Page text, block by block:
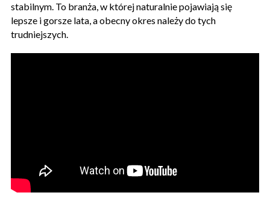
stabilnym. To branża, w której naturalnie pojawiają się
lepsze i gorsze lata, a obecny okres należy do tych
trudniejszych.